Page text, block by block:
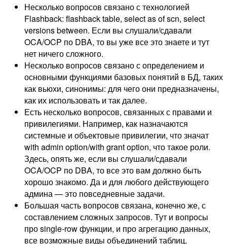
Несколько вопросов связано с технологией
Flashback: flashback table, select as of scn, select
versions between. Если вы слушали/сдавали
OCA/OCP по DBA, то вы уже все это знаете и тут
нет ничего сложного.
Несколько вопросов связано с определением и
основными функциями базовых понятий в БД, таких
как вьюхи, синонимы: для чего они предназначены,
как их использовать и так далее.
Есть несколько вопросов, связанных с правами и
привилегиями. Например, как назначаются
системные и объектовые привилегии, что значат
with admin option/with grant option, что такое роли.
Здесь, опять же, если вы слушали/сдавали
OCA/OCP по DBA, то все это вам должно быть
хорошо знакомо. Да и для любого действующего
админа — это повседневные задачи.
Большая часть вопросов связана, конечно же, с
составлением сложных запросов. Тут и вопросы
про single-row функции, и про агрегацию данных,
все возможные виды объединений таблиц,